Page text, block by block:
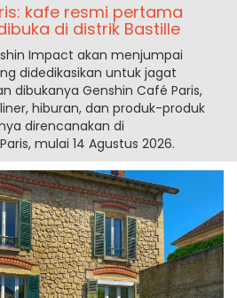
kafe resmi pertama
di distrik Bastille
Impact akan menjumpai
didedikasikan untuk jagat
dibukanya Genshin Café Paris,
hiburan, dan produk-produk
direncanakan di
mulai 14 Agustus 2026.